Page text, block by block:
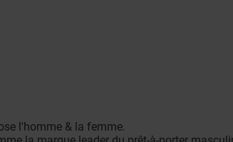
l'homme & la femme.